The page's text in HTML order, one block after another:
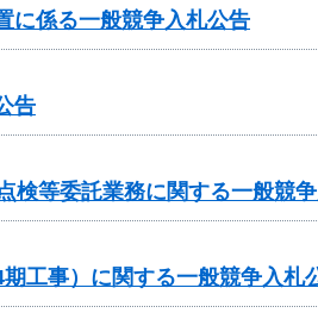
に係る一般競争入札公告
告
検等委託業務に関する一般競
工事）に関する一般競争入札